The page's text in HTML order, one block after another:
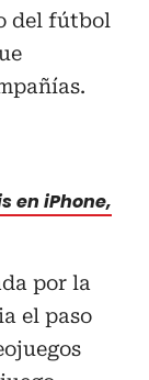
del fútbol
en iPhone,
por la
el paso